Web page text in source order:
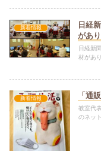
新着情報
日経
があ
日経新
材があ
新着情報 「通
教室代
のネッ